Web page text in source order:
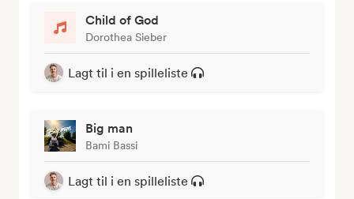
Child of God
Dorothea Sieber
Lagt til i en spilleliste
Big man
Bami Bassi
Lagt til i en spilleliste